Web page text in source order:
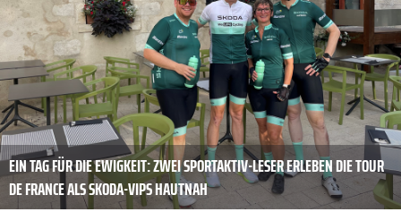
EIN TAG FÜR DIE EWIGKEIT: ZWEI SPORTAKTIV-LESER ERLEBEN DIE TOUR
DE FRANCE ALS SKODA-VIPS HAUTNAH